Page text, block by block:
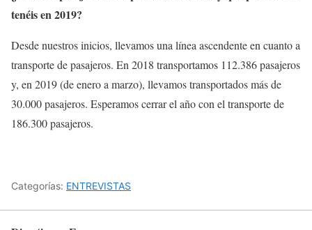
tenéis en 2019?
Desde nuestros inicios, llevamos una línea ascendente en cuanto a
transporte de pasajeros. En 2018 transportamos 112.386 pasajeros
y, en 2019 (de enero a marzo), llevamos transportados más de
30.000 pasajeros. Esperamos cerrar el año con el transporte de
186.300 pasajeros.
Categorías: ENTREVISTAS